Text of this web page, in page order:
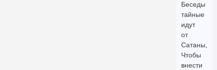
Беседы
тайные
идут
от
Сатаны,
Чтобы
внести